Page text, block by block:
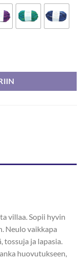
villaa. Sopii hyvin
Neulo vaikkapa
ja lapasia.
huovutukseen,